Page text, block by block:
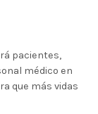
pacientes,
médico en
que más vidas